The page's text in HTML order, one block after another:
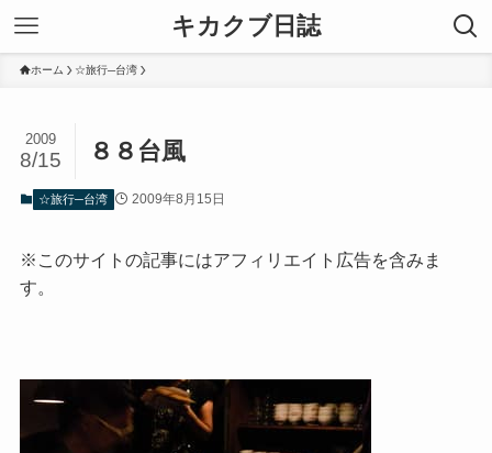
キカクブ日誌
ホーム ☆旅行─台湾
８８台風
2009
8/15
☆旅行─台湾 2009年8月15日
※このサイトの記事にはアフィリエイト広告を含みま
す。